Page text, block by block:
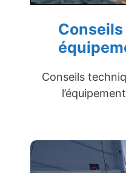
Conseils